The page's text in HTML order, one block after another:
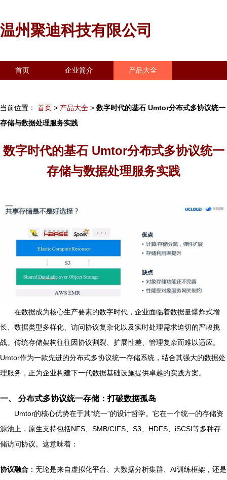
温州聚迪科技有限公司
首页 企业简介 产品大全
当前位置： 首页 > 产品大全 > 数字时代的基石 Umtor分布式多协议统一
存储与数据处理服务实践
数字时代的基石 Umtor分布式多协议统一
存储与数据处理服务实践
在数据成为核心生产要素的数字时代，企业面临着数据量爆炸式增
长、数据类型多样化、访问协议复杂化以及实时处理需求迫切的严峻挑
战。传统存储架构往往因协议割裂、扩展性差、管理复杂而难以适应。
Umtor作为一款先进的分布式多协议统一存储系统，结合其强大的数据处
理服务，正为企业构建下一代数据基础设施提供卓越的实践方案。
一、 分布式多协议统一存储：打破数据孤岛
Umtor的核心优势在于其“统一”的设计哲学。它在一个统一的存储资
源池上，原生支持包括NFS、SMB/CIFS、S3、HDFS、iSCSI等多种存
储访问协议。这意味着：
协议融合 ：无论是来自虚拟化平台、大数据分析集群、AI训练框架，还是